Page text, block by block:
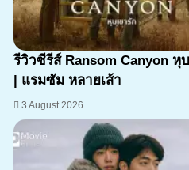
7.1
รีวิวซีรีส์ Ransom Canyon หุ
| แรมซัม หลายเส้า
3 August 2026